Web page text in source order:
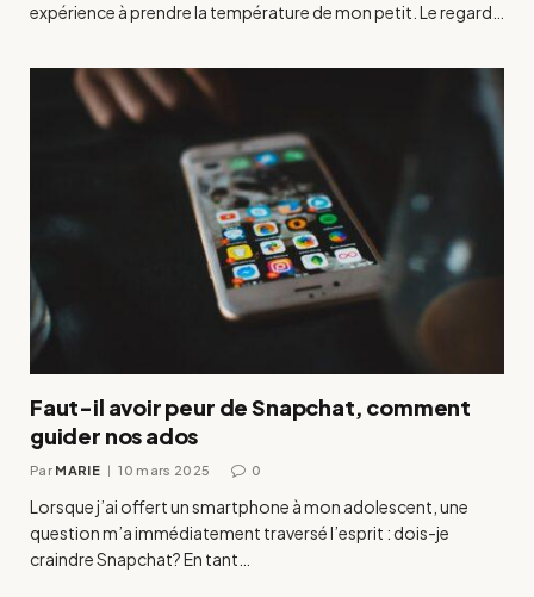
expérience à prendre la température de mon petit. Le regard…
Faut-il avoir peur de Snapchat, comment
guider nos ados
Par MARIE 10 mars 2025 0
Lorsque j’ai offert un smartphone à mon adolescent, une
question m’a immédiatement traversé l’esprit : dois-je
craindre Snapchat? En tant…